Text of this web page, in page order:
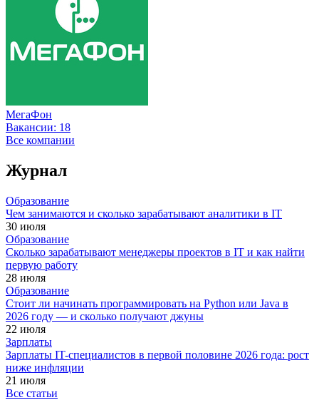
МегаФон
Вакансии: 18
Все компании
Журнал
Образование
Чем занимаются и сколько зарабатывают аналитики в IT
30 июля
Образование
Сколько зарабатывают менеджеры проектов в IT и как найти
первую работу
28 июля
Образование
Стоит ли начинать программировать на Python или Java в
2026 году — и сколько получают джуны
22 июля
Зарплаты
Зарплаты IT-специалистов в первой половине 2026 года: рост
ниже инфляции
21 июля
Все статьи